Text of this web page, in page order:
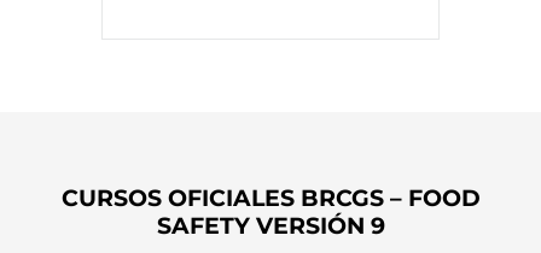
CURSOS OFICIALES BRCGS – FOOD
SAFETY VERSIÓN 9